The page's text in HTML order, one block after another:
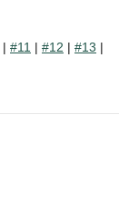
| #11 | #12 | #13 |